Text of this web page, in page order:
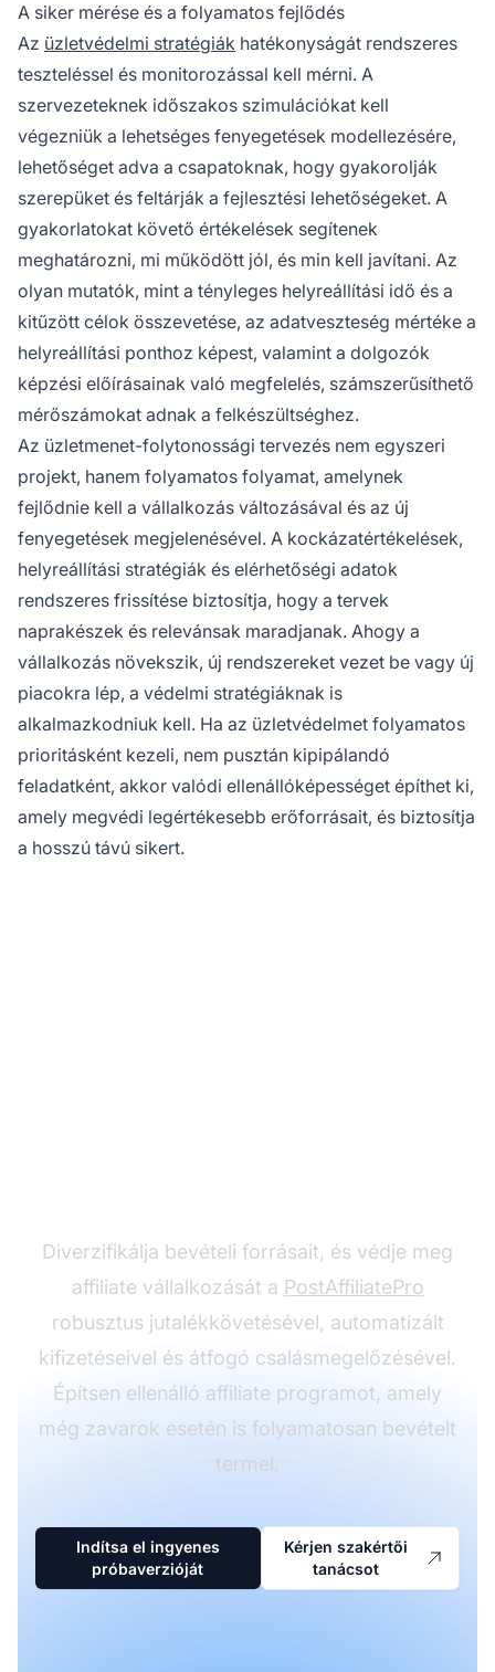
A siker mérése és a folyamatos fejlődés
Az üzletvédelmi stratégiák hatékonyságát rendszeres
teszteléssel és monitorozással kell mérni. A
szervezeteknek időszakos szimulációkat kell
végezniük a lehetséges fenyegetések modellezésére,
lehetőséget adva a csapatoknak, hogy gyakorolják
szerepüket és feltárják a fejlesztési lehetőségeket. A
gyakorlatokat követő értékelések segítenek
meghatározni, mi működött jól, és min kell javítani. Az
olyan mutatók, mint a tényleges helyreállítási idő és a
kitűzött célok összevetése, az adatveszteség mértéke a
helyreállítási ponthoz képest, valamint a dolgozók
képzési előírásainak való megfelelés, számszerűsíthető
mérőszámokat adnak a felkészültséghez.
Az üzletmenet-folytonossági tervezés nem egyszeri
projekt, hanem folyamatos folyamat, amelynek
fejlődnie kell a vállalkozás változásával és az új
fenyegetések megjelenésével. A kockázatértékelések,
helyreállítási stratégiák és elérhetőségi adatok
rendszeres frissítése biztosítja, hogy a tervek
naprakészek és relevánsak maradjanak. Ahogy a
vállalkozás növekszik, új rendszereket vezet be vagy új
piacokra lép, a védelmi stratégiáknak is
alkalmazkodniuk kell. Ha az üzletvédelmet folyamatos
prioritásként kezeli, nem pusztán kipipálandó
feladatként, akkor valódi ellenállóképességet építhet ki,
amely megvédi legértékesebb erőforrásait, és biztosítja
a hosszú távú sikert.
Diverzifikálja bevételi forrásait, és védje meg
affiliate vállalkozását a PostAffiliatePro
robusztus jutalékkövetésével, automatizált
kifizetéseivel és átfogó csalásmegelőzésével.
Építsen ellenálló affiliate programot, amely
még zavarok esetén is folyamatosan bevételt
termel.
Indítsa el ingyenes
próbaverzióját
Kérjen szakértői
tanácsot